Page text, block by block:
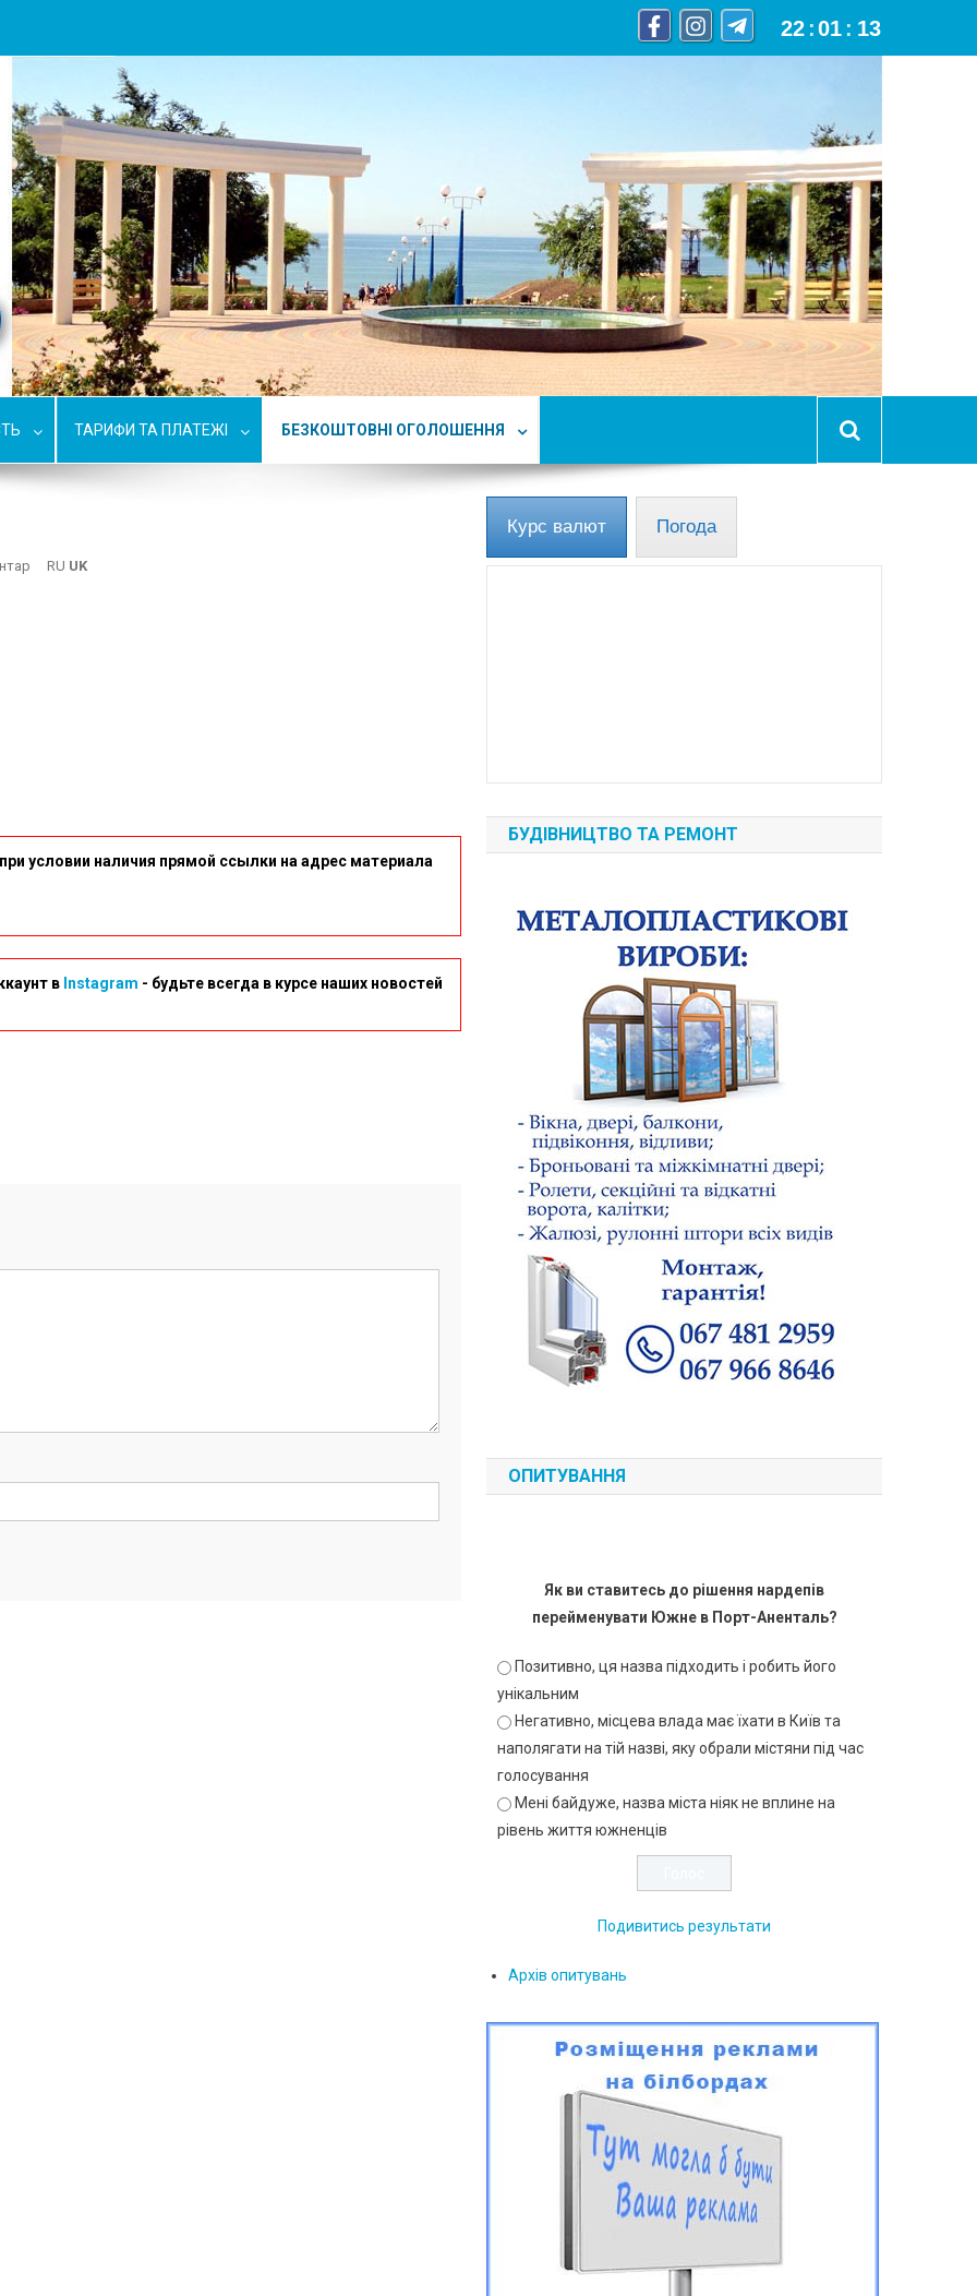
22 :01 : 14
ТАРИФИ ТА ПЛАТЕЖІ БЕЗКОШТОВНІ ОГОЛОШЕННЯ
RU UK
условии наличия прямой ссылки на адрес материала
в Instagram - будьте всегда в курсе наших новостей
Курс валют Погода
БУДІВНИЦТВО ТА РЕМОНТ
ОПИТУВАННЯ
Як ви ставитесь до рішення нардепів
перейменувати Южне в Порт-Аненталь?
Позитивно, ця назва підходить і робить його
унікальним
Негативно, місцева влада має їхати в Київ та
наполягати на тій назві, яку обрали містяни під час
голосування
Мені байдуже, назва міста ніяк не вплине на
рівень життя южненців
Подивитись результати
Архів опитувань